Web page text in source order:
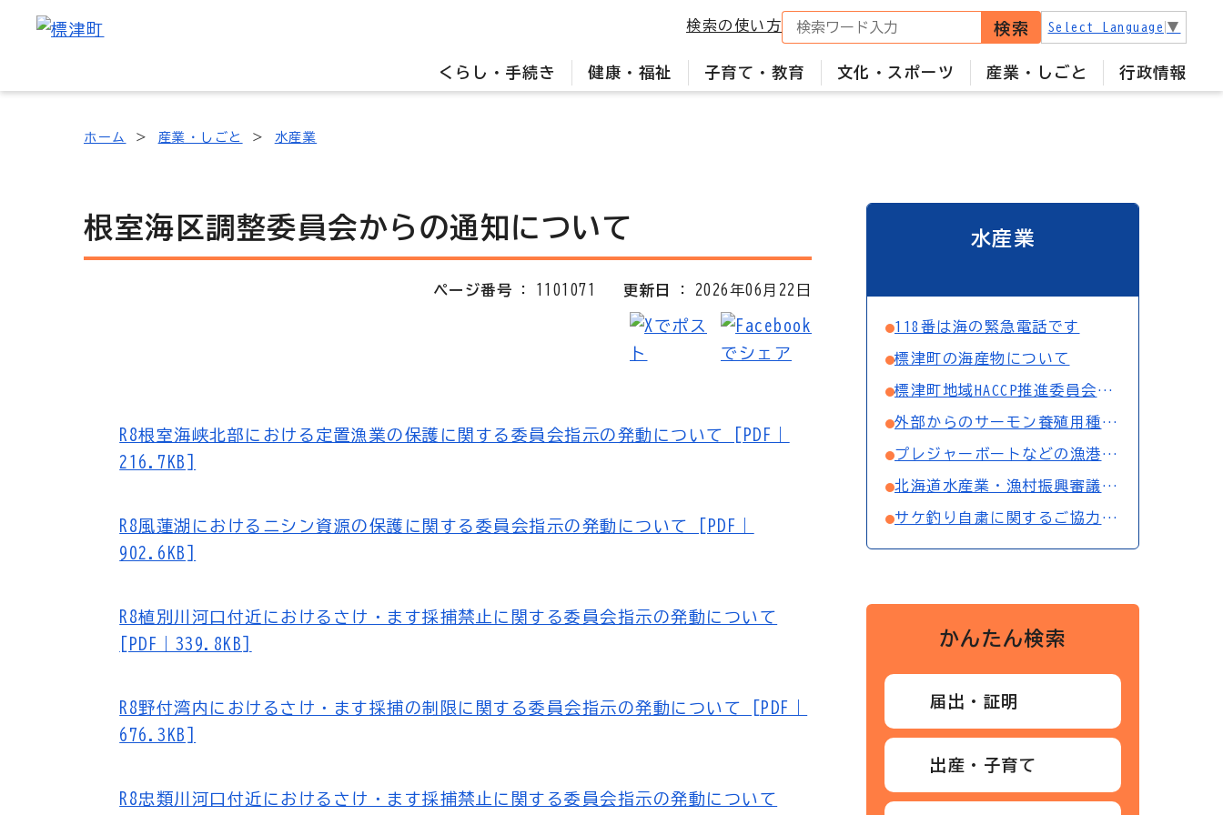
くらし・手続き 健康・福祉 子育て・教育 文化・スポーツ 産業・しごと 行政情報
検索の使い方 検索 Select Language ▼
ホーム 産業・しごと 水産業
根室海区調整委員会からの通知について
ページ番号 1101071 更新日 2026年06月22日
R8根室海峡北部における定置漁業の保護に関する委員会指示の発動について [PDF｜
216.7KB]
R8風蓮湖におけるニシン資源の保護に関する委員会指示の発動について [PDF｜
902.6KB]
R8植別川河口付近におけるさけ・ます採捕禁止に関する委員会指示の発動について
[PDF｜339.8KB]
R8野付湾内におけるさけ・ます採捕の制限に関する委員会指示の発動について [PDF｜
676.3KB]
R8忠類川河口付近におけるさけ・ます採捕禁止に関する委員会指示の発動について
水産業
118番は海の緊急電話です
標津町の海産物について
標津町地域HACCP推進委員会の取組について
外部からのサーモン養殖用種苗の導入に関する注意喚起について
プレジャーボートなどの漁港使用について
北海道水産業・漁村振興審議会委員公募のお知らせ
サケ釣り自粛に関するご協力のお願いについて
かんたん検索
届出・証明
出産・子育て